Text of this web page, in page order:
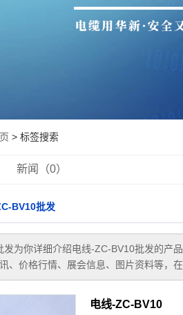
生产环境
> 标签搜索
新闻（0）
BV10批发
发为你详细介绍电线-ZC-BV10批发的产
、价格行情、展会信息、图片资料等，
电线-ZC-BV10